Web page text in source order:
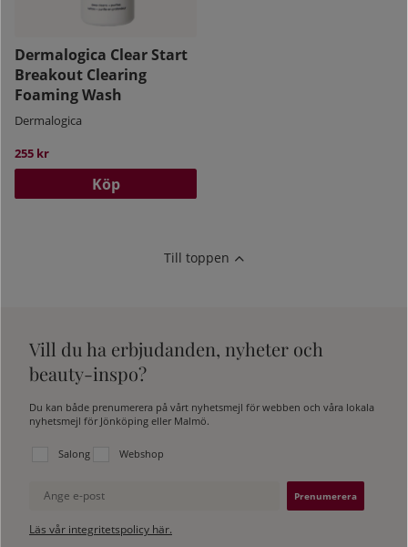
Dermalogica Clear Start
Breakout Clearing
Foaming Wash
Dermalogica
255 kr
Köp
Till toppen
Vill du ha erbjudanden, nyheter och
beauty-inspo?
Du kan både prenumerera på vårt nyhetsmejl för webben och våra lokala
nyhetsmejl för Jönköping eller Malmö.
Välj vilken lista du vill prenumerera på:
Salong Webshop
Ange e-post
Läs vår integritetspolicy här.